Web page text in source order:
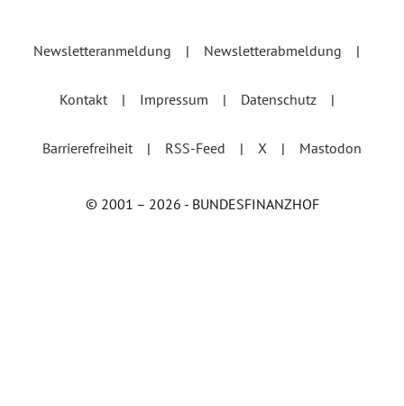
Newsletteranmeldung
Newsletterabmeldung
Kontakt Impressum Datenschutz
Barrierefreiheit RSS-Feed X Mastodon
© 2001 – 2026 - BUNDESFINANZHOF